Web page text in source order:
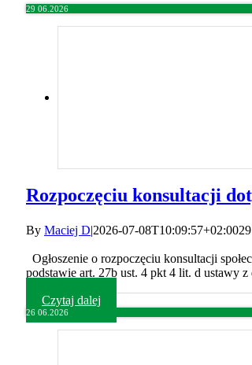
29 06.2026
Rozpoczęciu konsultacji
By Maciej D|2026-07-08T10:09:57+02:00
Ogłoszenie o rozpoczęciu konsultacji
podstawie art. 27b ust. 4 pkt 4 lit. d ustawy
Czytaj dalej
26 06.2026